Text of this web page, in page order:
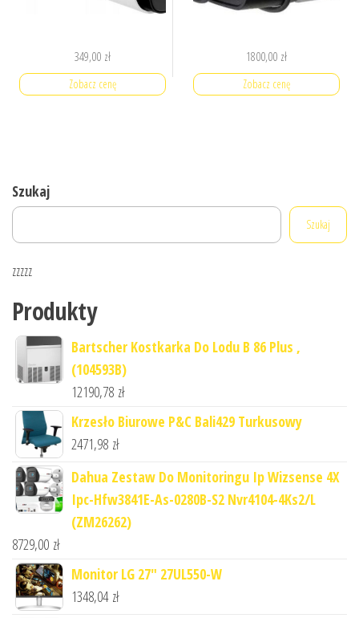
349,00 zł
Zobacz cenę
1800,00 zł
Zobacz cenę
Szukaj
Szukaj
zzzzz
Produkty
Bartscher Kostkarka Do Lodu B 86 Plus ,
(104593B)
12190,78 zł
Krzesło Biurowe P&C Bali429 Turkusowy
2471,98 zł
Dahua Zestaw Do Monitoringu Ip Wizsense 4X
Ipc-Hfw3841E-As-0280B-S2 Nvr4104-4Ks2/L
(ZM26262)
8729,00 zł
Monitor LG 27" 27UL550-W
1348,04 zł